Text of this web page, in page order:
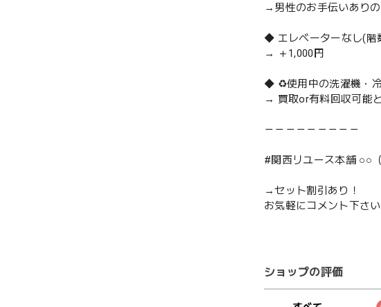
→男性のお手伝いあり
◆ エレベーターなし(階
→ ＋1,000円
◆ ♻️使用中の洗濯機・
→ 買取or有料回収可能
－－－－－－－－－
#関西リユース本舗 ○○
→セット割引あり！
お気軽にコメント下さい
ショップの評価